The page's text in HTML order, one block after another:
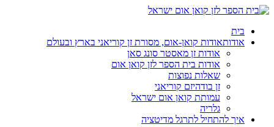
בית
אודותאודות קואן-אום, מסורת זן קוריאני בארץ ובעולם
אודות זן מאסטר סונג סאן
אודות בית הספר לזן קואן אום
שאלות נפוצות
זן בודהיזם קוריאני
עמותת קואן אום ישראל
גלריה
איך להתחיל לתרגל מדיטציה